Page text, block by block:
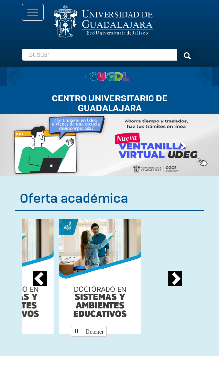
Toggle
navigation
Buscar Buscar
CENTRO UNIVERSITARIO DE
GUADALAJARA
Previous Next
Oferta académica
Previous
Detener